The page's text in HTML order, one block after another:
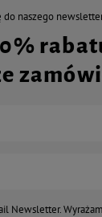
do naszego
Newsletter.